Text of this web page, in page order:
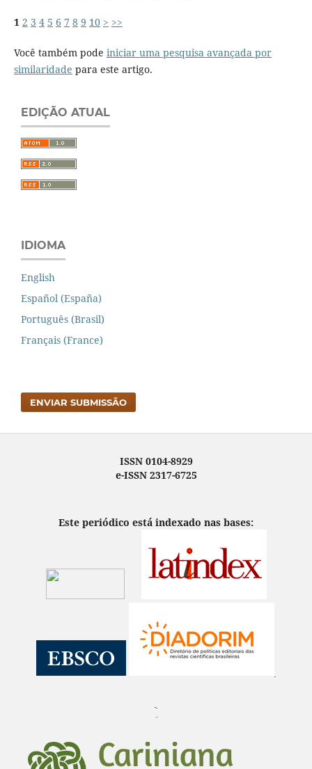
1 2 3 4 5 6 7 8 9 10 > >>
Você também pode iniciar uma pesquisa avançada por
similaridade para este artigo.
EDIÇÃO ATUAL
IDIOMA
English
Español (España)
Português (Brasil)
Français (France)
ENVIAR SUBMISSÃO
ISSN 0104-8929
e-ISSN 2317-6725
Este periódico está indexado nas bases:
¨